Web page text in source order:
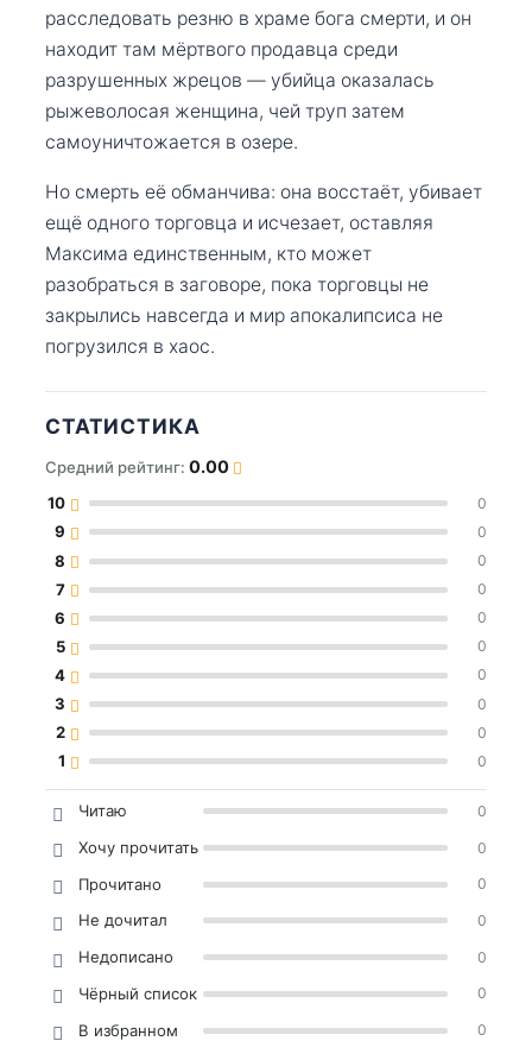
расследовать резню в храме бога смерти, и он
находит там мёртвого продавца среди
разрушенных жрецов — убийца оказалась
рыжеволосая женщина, чей труп затем
самоуничтожается в озере.
Но смерть её обманчива: она восстаёт, убивает
ещё одного торговца и исчезает, оставляя
Максима единственным, кто может
разобраться в заговоре, пока торговцы не
закрылись навсегда и мир апокалипсиса не
погрузился в хаос.
СТАТИСТИКА
Средний рейтинг: 0.00
10 0
9 0
8 0
7 0
6 0
5 0
4 0
3 0
2 0
1 0
Читаю 0
Хочу прочитать 0
Прочитано 0
Не дочитал 0
Недописано 0
Чёрный список 0
В избранном 0